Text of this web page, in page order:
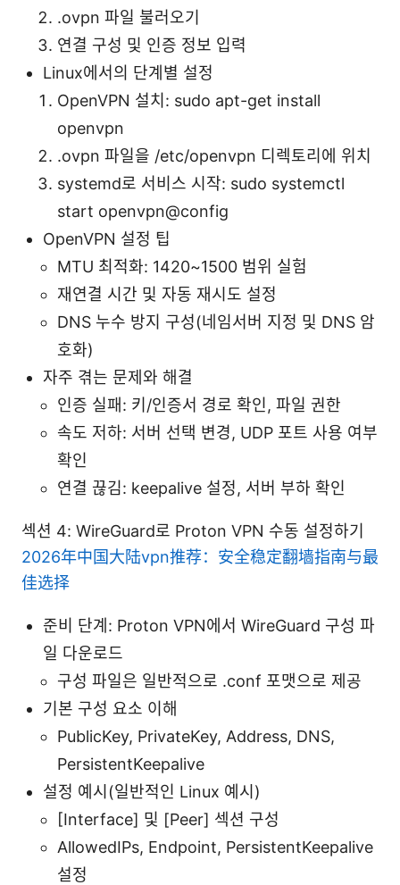
.ovpn 파일 불러오기
연결 구성 및 인증 정보 입력
Linux에서의 단계별 설정
OpenVPN 설치: sudo apt-get install
openvpn
.ovpn 파일을 /etc/openvpn 디렉토리에 위치
systemd로 서비스 시작: sudo systemctl
start openvpn@config
OpenVPN 설정 팁
MTU 최적화: 1420~1500 범위 실험
재연결 시간 및 자동 재시도 설정
DNS 누수 방지 구성(네임서버 지정 및 DNS 암
호화)
자주 겪는 문제와 해결
인증 실패: 키/인증서 경로 확인, 파일 권한
속도 저하: 서버 선택 변경, UDP 포트 사용 여부
확인
연결 끊김: keepalive 설정, 서버 부하 확인
섹션 4: WireGuard로 Proton VPN 수동 설정하기
2026年中国大陆vpn推荐：安全稳定翻墙指南与最
佳选择
준비 단계: Proton VPN에서 WireGuard 구성 파
일 다운로드
구성 파일은 일반적으로 .conf 포맷으로 제공
기본 구성 요소 이해
PublicKey, PrivateKey, Address, DNS,
PersistentKeepalive
설정 예시(일반적인 Linux 예시)
[Interface] 및 [Peer] 섹션 구성
AllowedIPs, Endpoint, PersistentKeepalive
설정